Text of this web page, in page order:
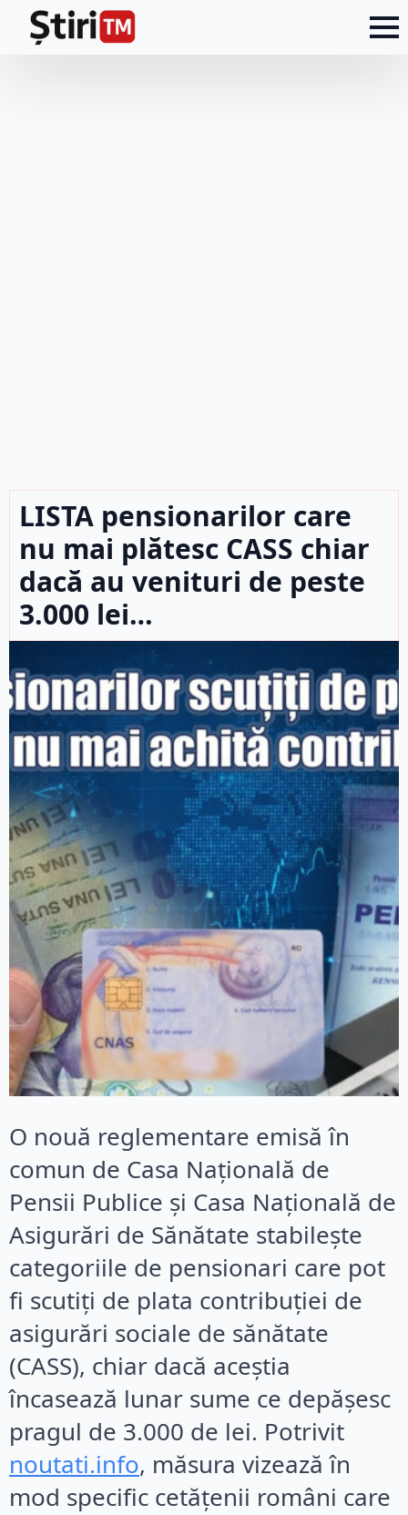
LISTA pensionarilor care
nu mai plătesc CASS chiar
dacă au venituri de peste
3.000 lei…
O nouă reglementare emisă în
comun de Casa Națională de
Pensii Publice și Casa Națională de
Asigurări de Sănătate stabilește
categoriile de pensionari care pot
fi scutiți de plata contribuției de
asigurări sociale de sănătate
(CASS), chiar dacă aceștia
încasează lunar sume ce depășesc
pragul de 3.000 de lei. Potrivit
noutati.info, măsura vizează în
mod specific cetățenii români care